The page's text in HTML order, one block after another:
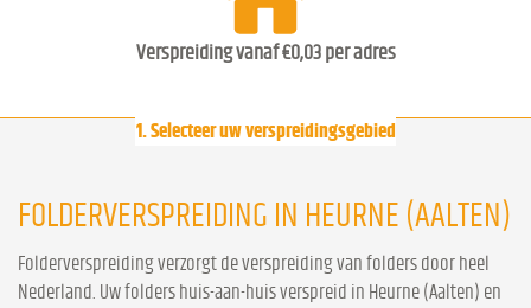
Verspreiding vanaf €0,03 per adres
1. Selecteer uw verspreidingsgebied
FOLDERVERSPREIDING IN HEURNE (AALTEN)
Folderverspreiding verzorgt de verspreiding van folders door heel
Nederland. Uw folders huis-aan-huis verspreid in Heurne (Aalten) en